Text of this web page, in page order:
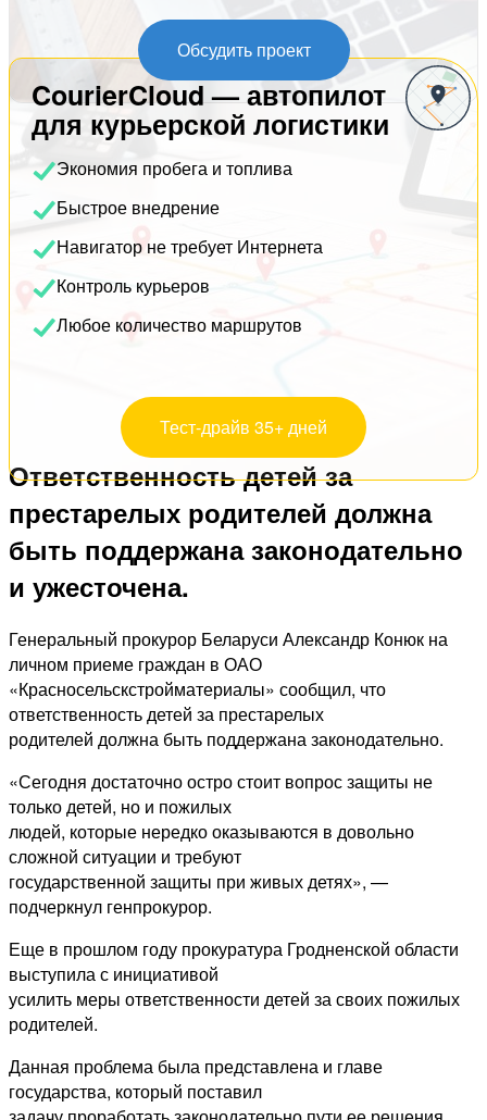
Обсудить проект
CourierCloud — автопилот
для курьерской логистики
Экономия пробега и топлива
Быстрое внедрение
Навигатор не требует Интернета
Контроль курьеров
Любое количество маршрутов
Тест-драйв 35+ дней
Ответственность детей за
престарелых родителей должна
быть поддержана законодательно
и ужесточена.
Генеральный прокурор Беларуси Александр Конюк на
личном приеме граждан в ОАО
«Красносельскстройматериалы» сообщил, что
ответственность детей за престарелых
родителей должна быть поддержана законодательно.
«Сегодня достаточно остро стоит вопрос защиты не
только детей, но и пожилых
людей, которые нередко оказываются в довольно
сложной ситуации и требуют
государственной защиты при живых детях», —
подчеркнул генпрокурор.
Еще в прошлом году прокуратура Гродненской области
выступила с инициативой
усилить меры ответственности детей за своих пожилых
родителей.
Данная проблема была представлена и главе
государства, который поставил